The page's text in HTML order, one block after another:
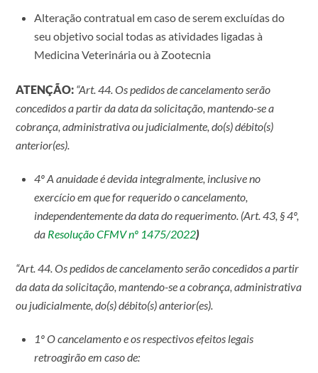
Alteração contratual em caso de serem excluídas do
seu objetivo social todas as atividades ligadas à
Medicina Veterinária ou à Zootecnia
ATENÇÃO: “Art. 44. Os pedidos de cancelamento serão
concedidos a partir da data da solicitação, mantendo-se a
cobrança, administrativa ou judicialmente, do(s) débito(s)
anterior(es).
4º A anuidade é devida integralmente, inclusive no
exercício em que for requerido o cancelamento,
independentemente da data do requerimento. (Art. 43, § 4º,
da Resolução CFMV nº 1475/2022)
“Art. 44. Os pedidos de cancelamento serão concedidos a partir
da data da solicitação, mantendo-se a cobrança, administrativa
ou judicialmente, do(s) débito(s) anterior(es).
1º O cancelamento e os respectivos efeitos legais
retroagirão em caso de: